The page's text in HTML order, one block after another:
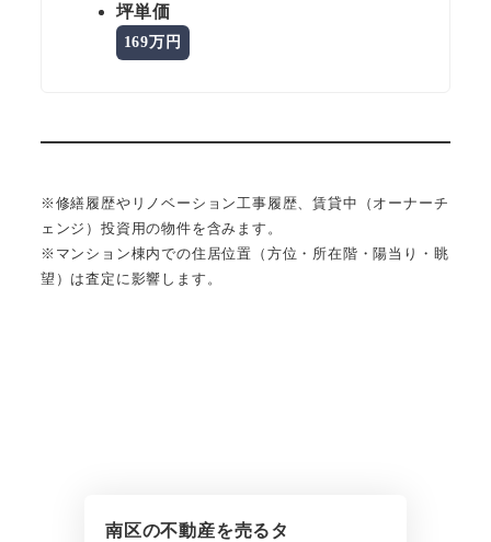
坪単価
169万円
※修繕履歴やリノベーション工事履歴、賃貸中（オーナーチ
ェンジ）投資用の物件を含みます。
※マンション棟内での住居位置（方位・所在階・陽当り・眺
望）は査定に影響します。
南区の不動産を売るタ